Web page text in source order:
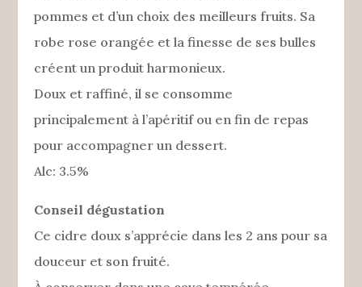
pommes et d’un choix des meilleurs fruits. Sa
robe rose orangée et la finesse de ses bulles
créent un produit harmonieux.
Doux et raffiné, il se consomme
principalement à l’apéritif ou en fin de repas
pour accompagner un dessert.
Alc: 3.5%
Conseil dégustation
Ce cidre doux s’apprécie dans les 2 ans pour sa
douceur et son fruité.